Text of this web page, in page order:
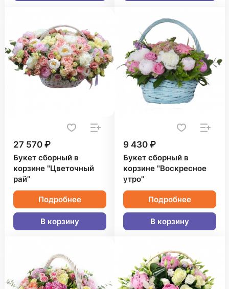
27 570 ₽
Букет сборный в
корзине "Цветочный
рай"
Подробнее
В корзину
9 430 ₽
Букет сборный в
корзине "Воскресное
утро"
Подробнее
В корзину